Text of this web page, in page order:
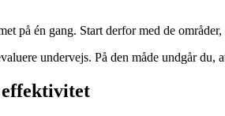
på én gang. Start derfor med de
undervejs. På den måde undgår du,
effektivitet